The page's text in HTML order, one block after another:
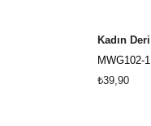
MWG102-1
₺39,90